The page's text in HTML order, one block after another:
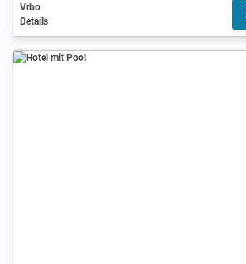
Vrbo
Details